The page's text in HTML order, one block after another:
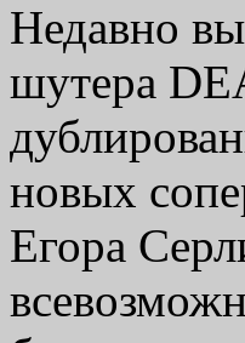
Недавно
шутера
новых
Егора